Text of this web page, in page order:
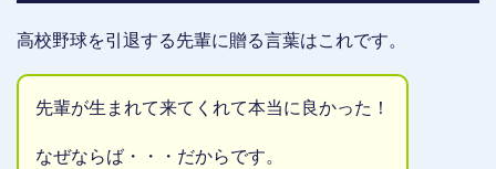
高校野球を引退する先輩に贈る言葉はこれです。
先輩が生まれて来てくれて本当に良かった！
なぜならば・・・だからです。